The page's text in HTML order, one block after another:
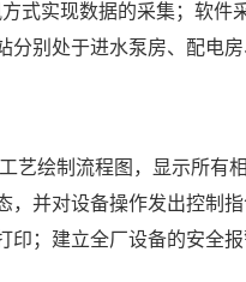
式实现数据的采集；软件
别处于进水泵房、配电
绘制流程图，显示所有相
并对设备操作发出控制
；建立全厂设备的安全报